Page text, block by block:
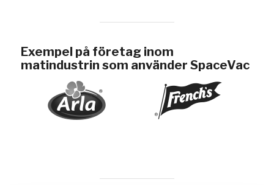
Exempel på företag inom
matindustrin som använder SpaceVac